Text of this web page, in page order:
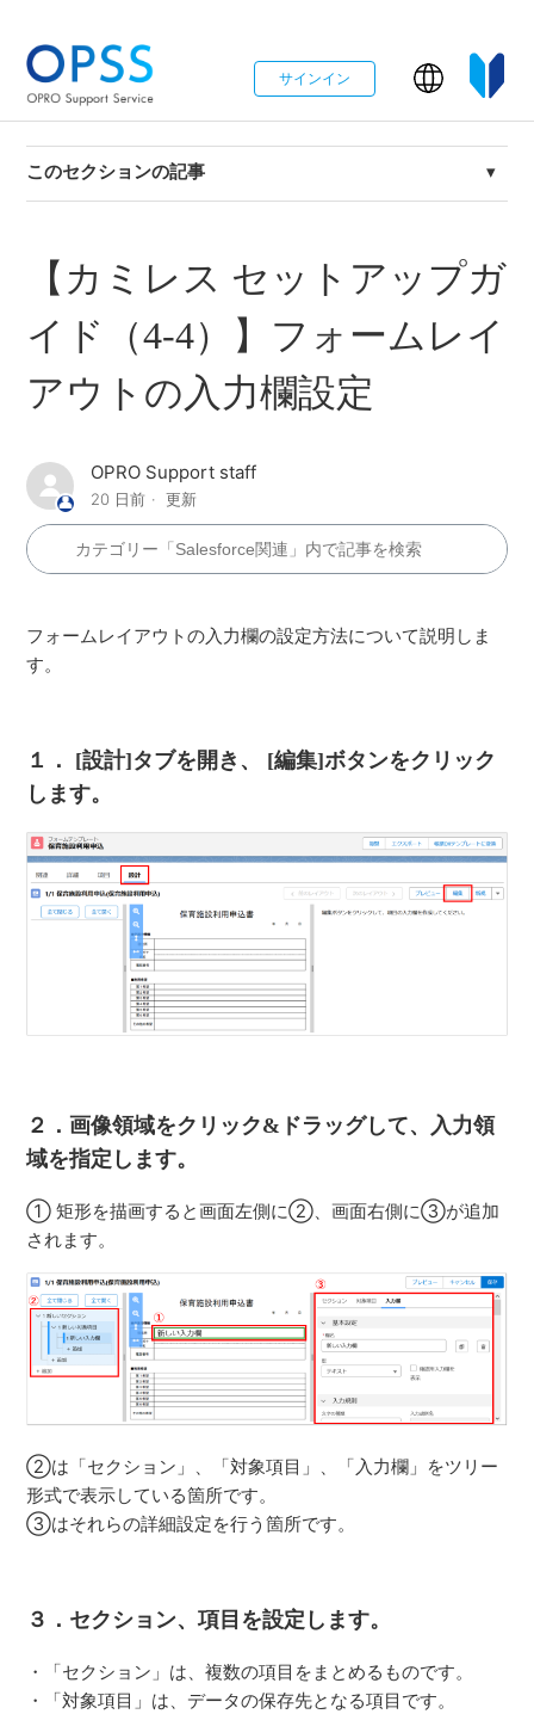
サインイン
このセクションの記事
【カミレス セットアップガイド（1）】インストール
【カミレス セットアップガイド（2）】Salesforceの初
期設定
の設定方法
【カミレス セットアップガイド（3-2）】申請ステータ
スマスターの設定方法
スターの設定方法
【カミレス セットアップガイド（4-2）】フォームテン
プレートの作成
【カミレス セットアップガイド（4-3）】フォームレイ
アウトの作成
【カミレス セットアップガイド（4-4）】フォームレイ
アウトの入力欄設定
【カミレス セットアップガ
イド（4-4）】フォームレイ
アウトの入力欄設定
OPRO Support staff
20 日前 更新
フォームレイアウトの入力欄の設定方法について説明しま
す。
１． [設計]タブを開き、 [編集]ボタンをクリック
します。
２．画像領域をクリック&ドラッグして、入力領
域を指定します。
① 矩形を描画すると画面左側に②、画面右側に③が追加
されます。
②は「セクション」、「対象項目」、「入力欄」をツリー
形式で表示している箇所です。
③はそれらの詳細設定を行う箇所です。
３．セクション、項目を設定します。
・「セクション」は、複数の項目をまとめるものです。
・「対象項目」は、データの保存先となる項目です。